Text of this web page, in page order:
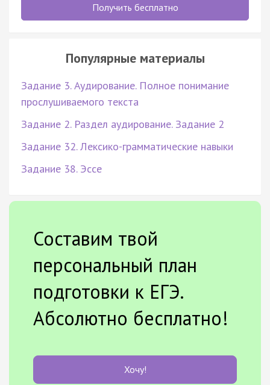
Получить бесплатно
Популярные материалы
Задание 3. Аудирование. Полное понимание
прослушиваемого текста
Задание 2. Раздел аудирование. Задание 2
Задание 32. Лексико-грамматические навыки
Задание 38. Эссе
Составим твой
персональный план
подготовки к ЕГЭ.
Абсолютно бесплатно!
Хочу!